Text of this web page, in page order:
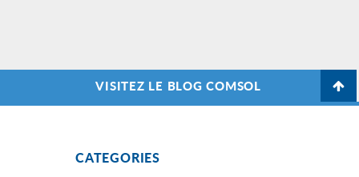
VISITEZ LE BLOG COMSOL
CATEGORIES